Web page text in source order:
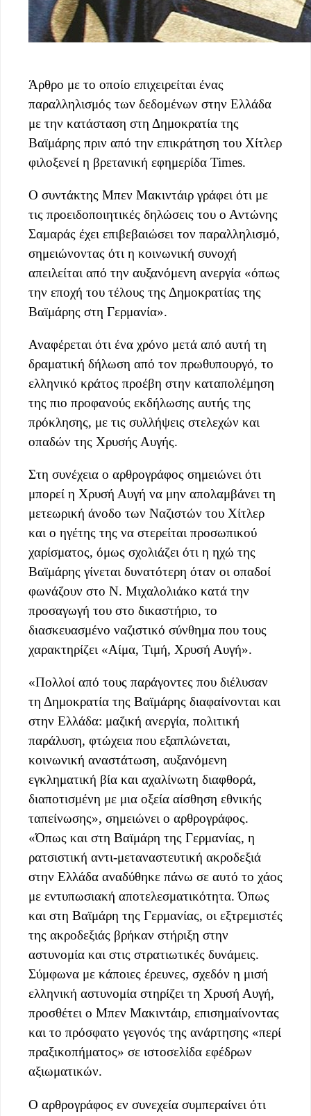
Άρθρο με το οποίο επιχειρείται ένας
παραλληλισμός των δεδομένων στην Ελλάδα
με την κατάσταση στη Δημοκρατία της
Βαϊμάρης πριν από την επικράτηση του Χίτλερ
φιλοξενεί η βρετανική εφημερίδα Times.
Ο συντάκτης Μπεν Μακιντάιρ γράφει ότι με
τις προειδοποιητικές δηλώσεις του ο Αντώνης
Σαμαράς έχει επιβεβαιώσει τον παραλληλισμό,
σημειώνοντας ότι η κοινωνική συνοχή
απειλείται από την αυξανόμενη ανεργία «όπως
την εποχή του τέλους της Δημοκρατίας της
Βαϊμάρης στη Γερμανία».
Αναφέρεται ότι ένα χρόνο μετά από αυτή τη
δραματική δήλωση από τον πρωθυπουργό, το
ελληνικό κράτος προέβη στην καταπολέμηση
της πιο προφανούς εκδήλωσης αυτής της
πρόκλησης, με τις συλλήψεις στελεχών και
οπαδών της Χρυσής Αυγής.
Στη συνέχεια ο αρθρογράφος σημειώνει ότι
μπορεί η Χρυσή Αυγή να μην απολαμβάνει τη
μετεωρική άνοδο των Ναζιστών του Χίτλερ
και ο ηγέτης της να στερείται προσωπικού
χαρίσματος, όμως σχολιάζει ότι η ηχώ της
Βαϊμάρης γίνεται δυνατότερη όταν οι οπαδοί
φωνάζουν στο Ν. Μιχαλολιάκο κατά την
προσαγωγή του στο δικαστήριο, το
διασκευασμένο ναζιστικό σύνθημα που τους
χαρακτηρίζει «Αίμα, Τιμή, Χρυσή Αυγή».
«Πολλοί από τους παράγοντες που διέλυσαν
τη Δημοκρατία της Βαϊμάρης διαφαίνονται και
στην Ελλάδα: μαζική ανεργία, πολιτική
παράλυση, φτώχεια που εξαπλώνεται,
κοινωνική αναστάτωση, αυξανόμενη
εγκληματική βία και αχαλίνωτη διαφθορά,
διαποτισμένη με μια οξεία αίσθηση εθνικής
ταπείνωσης», σημειώνει ο αρθρογράφος.
«Όπως και στη Βαϊμάρη της Γερμανίας, η
ρατσιστική αντι-μεταναστευτική ακροδεξιά
στην Ελλάδα αναδύθηκε πάνω σε αυτό το χάος
με εντυπωσιακή αποτελεσματικότητα. Όπως
και στη Βαϊμάρη της Γερμανίας, οι εξτρεμιστές
της ακροδεξιάς βρήκαν στήριξη στην
αστυνομία και στις στρατιωτικές δυνάμεις.
Σύμφωνα με κάποιες έρευνες, σχεδόν η μισή
ελληνική αστυνομία στηρίζει τη Χρυσή Αυγή,
προσθέτει ο Μπεν Μακιντάιρ, επισημαίνοντας
και το πρόσφατο γεγονός της ανάρτησης «περί
πραξικοπήματος» σε ιστοσελίδα εφέδρων
αξιωματικών.
Ο αρθρογράφος εν συνεχεία συμπεραίνει ότι